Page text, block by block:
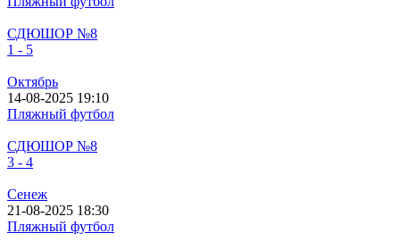
СДЮШОР №8
1 - 5
Октябрь
14-08-2025 19:10
Пляжный футбол
СДЮШОР №8
3 - 4
Сенеж
21-08-2025 18:30
Пляжный футбол